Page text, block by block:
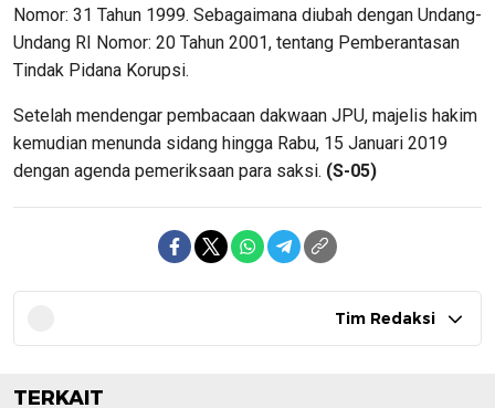
Nomor: 31 Tahun 1999. Sebagaimana diubah dengan Undang-
Undang RI Nomor: 20 Tahun 2001, tentang Pemberantasan
Tindak Pidana Korupsi.
Setelah mendengar pembacaan dakwaan JPU, majelis hakim
kemudian menunda sidang hingga Rabu, 15 Januari 2019
dengan agenda pemeriksaan para saksi. (S-05)
Tim Redaksi
TERKAIT